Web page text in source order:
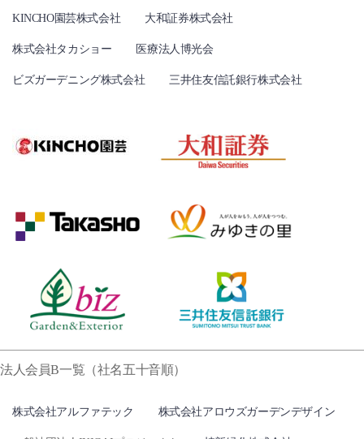
KINCHO園芸株式会社 大和証券株式会社
株式会社タカショー 医療法人博光会
ビズガーデニング株式会社 三井住友信託銀行株式会社
法人会員B一覧（社名五十音順）
株式会社アルファテック 株式会社アロウズガーデンデザイン